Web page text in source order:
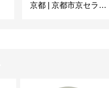
京都
京都市京セラ美術館